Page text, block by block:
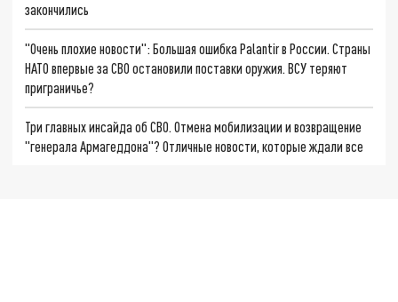
закончились
"Очень плохие новости": Большая ошибка Palantir в России. Страны
НАТО впервые за СВО остановили поставки оружия. ВСУ теряют
приграничье?
Три главных инсайда об СВО. Отмена мобилизации и возвращение
"генерала Армагеддона"? Отличные новости, которые ждали все